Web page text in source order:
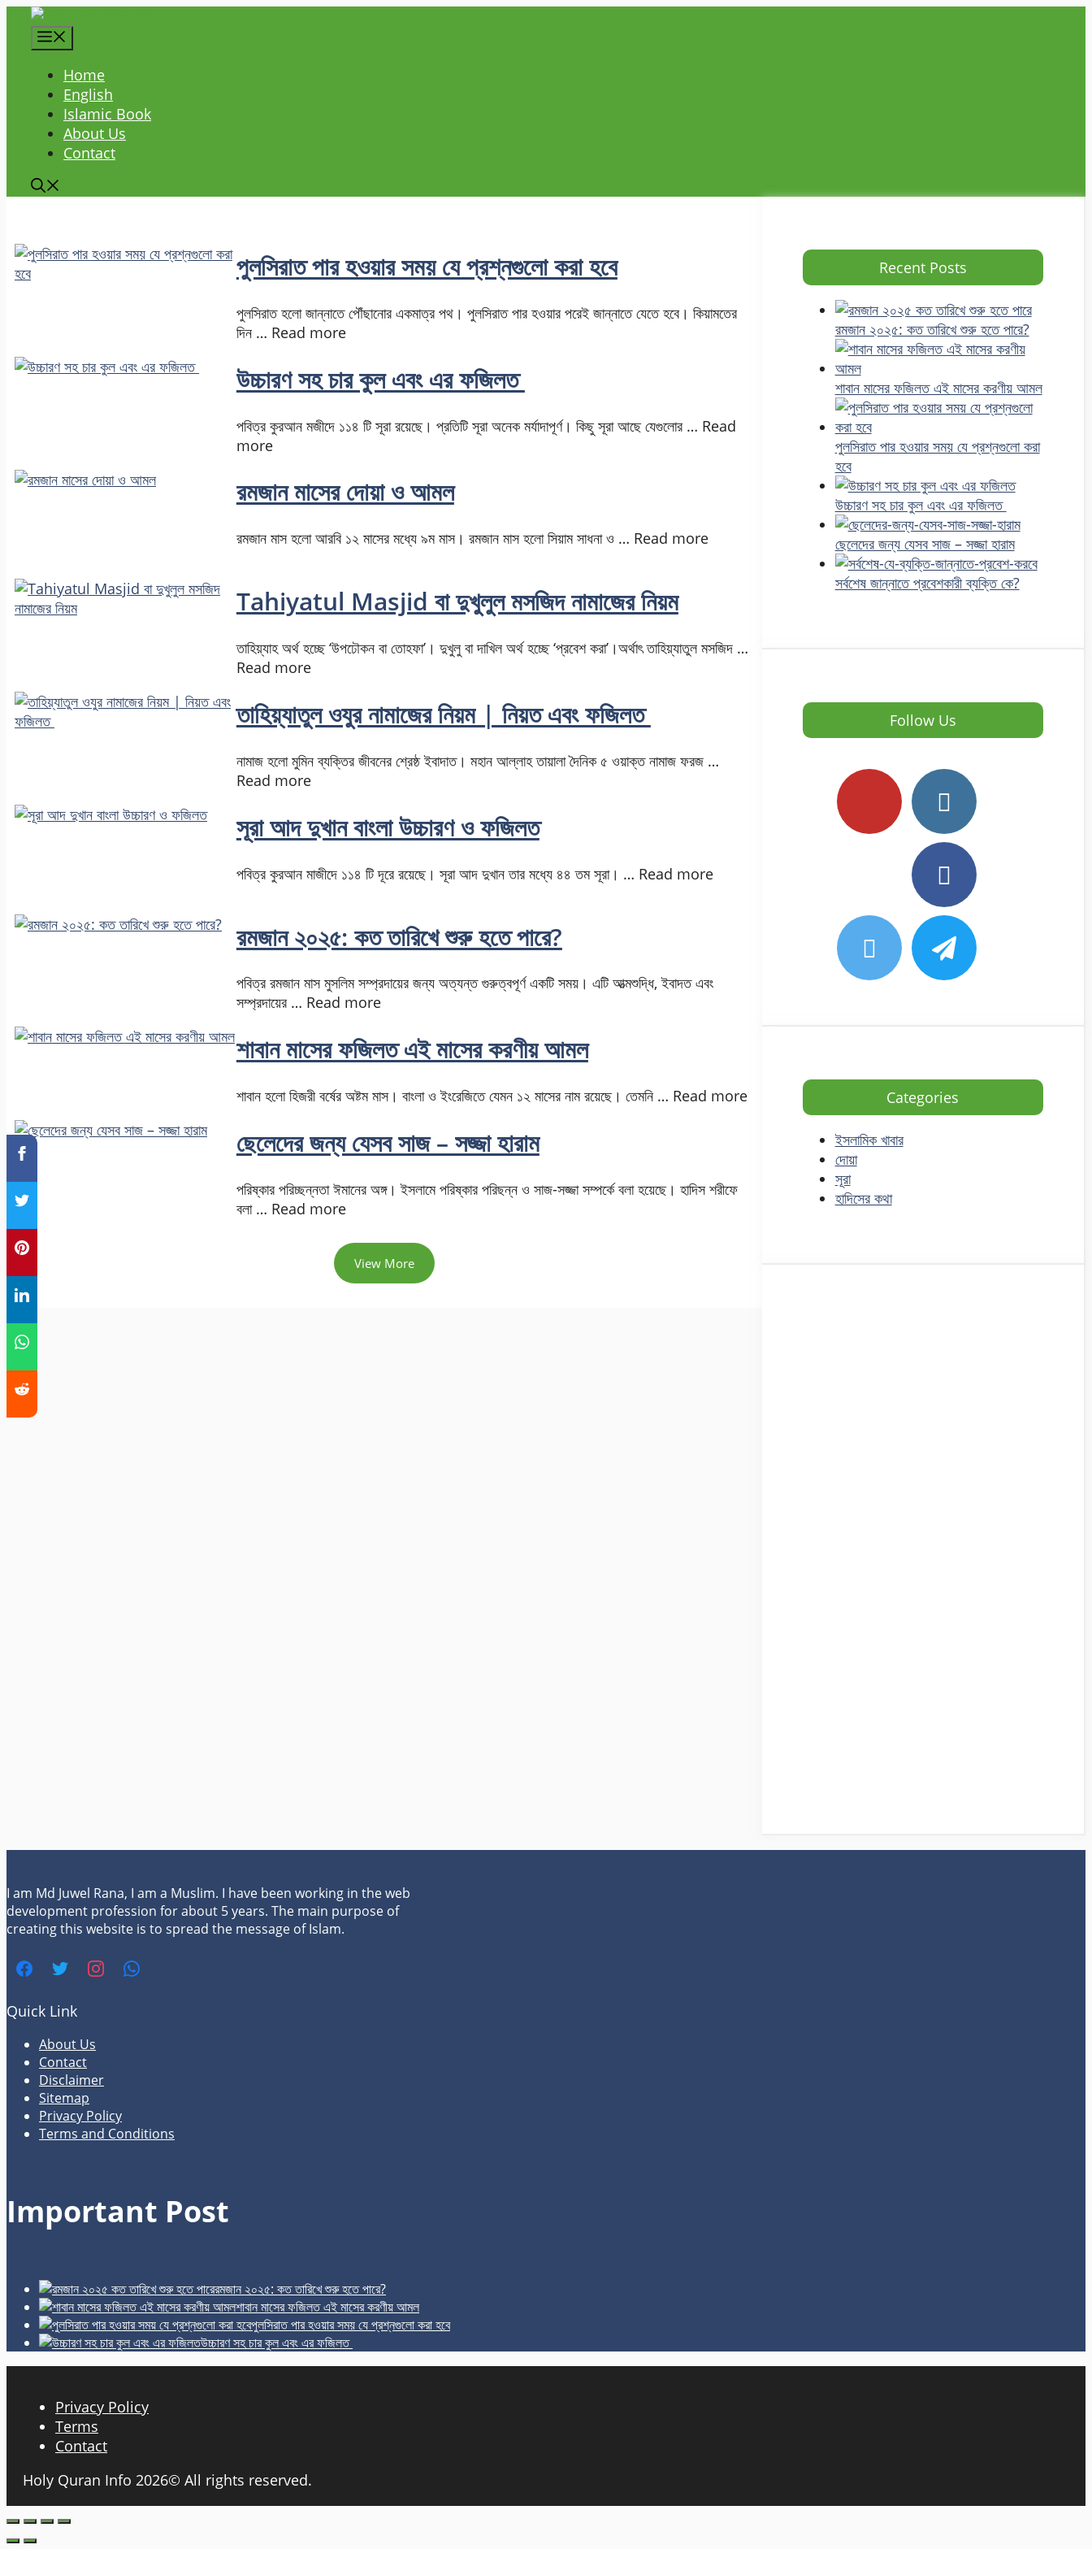
Skip
content
Home
English
Islamic Book
About Us
Contact
পুলসিরাত পার হওয়ার সময় যে প্রশ্নগুলো করা হবে
পুলসিরাত হলো জান্নাতে পৌঁছানোর একমাত্র পথ। পুলসিরাত পার হওয়ার পরেই জান্নাতে যেতে হবে। কিয়ামতের
দিন … Read more
উচ্চারণ সহ চার কুল এবং এর ফজিলত
পবিত্র কুরআন মজীদে ১১৪ টি সূরা রয়েছে। প্রতিটি সূরা অনেক মর্যাদাপূর্ণ। কিছু সূরা আছে যেগুলোর … Read
more
রমজান মাসের দোয়া ও আমল
রমজান মাস হলো আরবি ১২ মাসের মধ্যে ৯ম মাস। রমজান মাস হলো সিয়াম সাধনা ও … Read more
Tahiyatul Masjid বা দুখুলুল মসজিদ নামাজের নিয়ম
তাহিয়্যাহ অর্থ হচ্ছে ‘উপঢৌকন বা তোহফা’। দুখুলু বা দাখিল অর্থ হচ্ছে ‘প্রবেশ করা’।অর্থাৎ তাহিয়্যাতুল মসজিদ …
Read more
তাহিয়্যাতুল ওযুর নামাজের নিয়ম | নিয়ত এবং ফজিলত
নামাজ হলো মুমিন ব্যক্তির জীবনের শ্রেষ্ঠ ইবাদাত। মহান আল্লাহ তায়ালা দৈনিক ৫ ওয়াক্ত নামাজ ফরজ …
Read more
সূরা আদ দুখান বাংলা উচ্চারণ ও ফজিলত
পবিত্র কুরআন মাজীদে ১১৪ টি দূরে রয়েছে। সূরা আদ দুখান তার মধ্যে ৪৪ তম সূরা। … Read more
রমজান ২০২৫: কত তারিখে শুরু হতে পারে?
পবিত্র রমজান মাস মুসলিম সম্প্রদায়ের জন্য অত্যন্ত গুরুত্বপূর্ণ একটি সময়। এটি আত্মশুদ্ধি, ইবাদত এবং
সম্প্রদায়ের … Read more
শাবান মাসের ফজিলত এই মাসের করণীয় আমল
শাবান হলো হিজরী বর্ষের অষ্টম মাস। বাংলা ও ইংরেজিতে যেমন ১২ মাসের নাম রয়েছে। তেমনি … Read more
ছেলেদের জন্য যেসব সাজ – সজ্জা হারাম
পরিষ্কার পরিচ্ছন্নতা ঈমানের অঙ্গ। ইসলামে পরিষ্কার পরিছন্ন ও সাজ-সজ্জা সম্পর্কে বলা হয়েছে। হাদিস শরীফে
বলা … Read more
View More
Recent Posts
রমজান ২০২৫: কত তারিখে শুরু হতে পারে?
শাবান মাসের ফজিলত এই মাসের করণীয় আমল
পুলসিরাত পার হওয়ার সময় যে প্রশ্নগুলো করা
হবে
উচ্চারণ সহ চার কুল এবং এর ফজিলত
ছেলেদের জন্য যেসব সাজ – সজ্জা হারাম
সর্বশেষ জান্নাতে প্রবেশকারী ব্যক্তি কে?
Follow Us
Categories
ইসলামিক খাবার
দোয়া
সূরা
হাদিসের কথা
I am Md Juwel Rana, I am a Muslim. I have been working in the web
development profession for about 5 years. The main purpose of
creating this website is to spread the message of Islam.
Quick Link
About Us
Contact
Disclaimer
Sitemap
Privacy Policy
Terms and Conditions
Important Post
রমজান ২০২৫: কত তারিখে শুরু হতে পারে?
শাবান মাসের ফজিলত এই মাসের করণীয় আমল
পুলসিরাত পার হওয়ার সময় যে প্রশ্নগুলো করা হবে
উচ্চারণ সহ চার কুল এবং এর ফজিলত
Privacy Policy
Terms
Contact
Holy Quran Info 2026© All rights reserved.